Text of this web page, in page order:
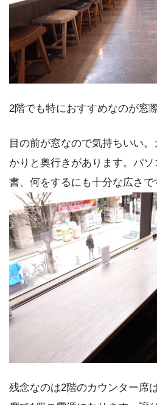
2階でも特におすすめなのが窓
目の前が窓なので気持ちいい
かりと奥行きがあります。パ
書、何をするにも十分な広さで
残念なのは2階のカウンター席